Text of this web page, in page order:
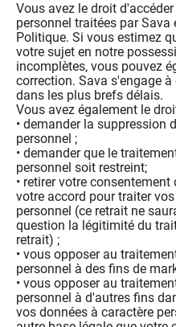
Vous avez le droit
personnel traitées par Sava
Politique. Si vous estimez
votre sujet en notre
incomplètes, vous pouvez
correction. Sava s'engage
dans les plus brefs délais.
Vous avez également le
• demander la suppression
personnel ;
• demander que le
personnel soit restreint;
• retirer votre
votre accord pour traiter
personnel (ce retrait ne
question la légitimité du
retrait) ;
• vous opposer au
personnel à des fins de
• vous opposer au
personnel à d'autres fins
vos données à caractère